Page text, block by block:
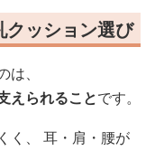
クッション選び
、
えられることです。
く、 耳・肩・腰が